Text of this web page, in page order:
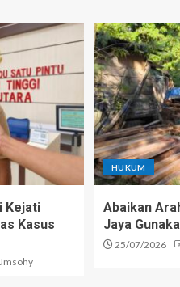
Kejati
Kasus
HUKUM
Abaikan
Jaya
25/07/2026